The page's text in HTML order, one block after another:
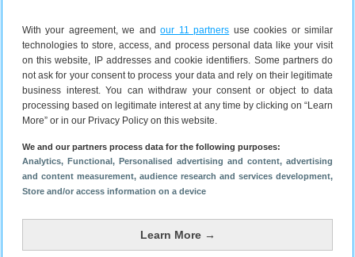
With your agreement, we andour 11 partners use cookies or similar
technologies to store, access, and process personal data like your visit
on this website, IP addresses and cookie identifiers. Some partners do
not ask for your consent to process your data and rely on their legitimate
business interest. You can withdraw your consent or object to data
processing based on legitimate interest at any time by clicking on “Learn
More” or in our Privacy Policy on this website.
We and our partners process data for the following purposes:
Analytics, Functional , Personalised advertising and content, advertising
and content measurement, audience research and services development,
Store and/or access information on a device
Learn More →
kunnen ontwikkelaars hun apps dus helemaal
klaarstomen voor de lancering van de stabiele versie
van Android 13.
De belangrijkste lancering is uiteraard die van
Daarna gaan andere smartphonefabrikanten bezig
met het communiceren van een tijdlijn voor de
lancering van Android 13 voor hun telefoons.
bekend. Hieronder vind je een overzicht van de data
waarop Google in de voorgaande jaren de stabiele